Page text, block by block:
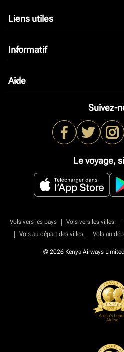
Liens utiles
keyboard_arrow_down
Informatif
keyboard_arrow_down
Aide
keyboard_arrow_down
Suivez-
Le voyage,
Vols vers les pays | Vols vers les villes |
|
Vols au départ des villes | Vols au
© 2026 Kenya Airways